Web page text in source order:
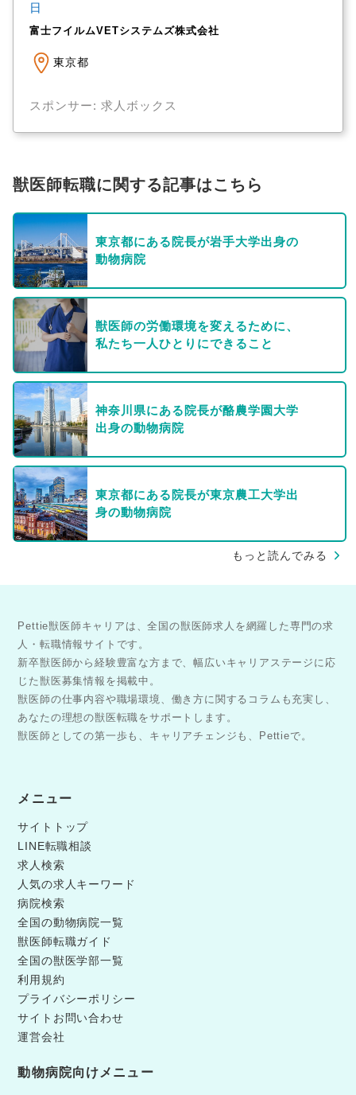
日
富士フイルムVETシステムズ株式会社
東京都
スポンサー: 求人ボックス
獣医師転職に関する記事はこちら
東京都にある院長が岩手大学出身の
動物病院
獣医師の労働環境を変えるために、
私たち一人ひとりにできること
神奈川県にある院長が酪農学園大学
出身の動物病院
東京都にある院長が東京農工大学出
身の動物病院
もっと読んでみる
Pettie獣医師キャリアは、全国の獣医師求人を網羅した専門の求
人・転職情報サイトです。
新卒獣医師から経験豊富な方まで、幅広いキャリアステージに応
じた獣医募集情報を掲載中。
獣医師の仕事内容や職場環境、働き方に関するコラムも充実し、
あなたの理想の獣医転職をサポートします。
獣医師としての第一歩も、キャリアチェンジも、Pettieで。
メニュー
サイトトップ
LINE転職相談
求人検索
人気の求人キーワード
病院検索
全国の動物病院一覧
獣医師転職ガイド
全国の獣医学部一覧
利用規約
プライバシーポリシー
サイトお問い合わせ
運営会社
動物病院向けメニュー